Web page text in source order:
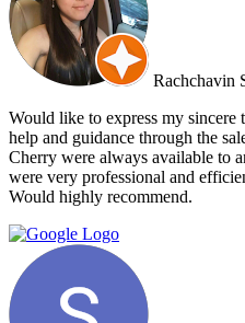
Rachchavin
Would like to express my
help and guidance through the
Cherry were always available to
were very professional and
Would highly recommend.